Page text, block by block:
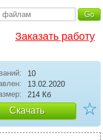
Заказать работу
10
13.02.2020
214 Кб
Скачать ☆